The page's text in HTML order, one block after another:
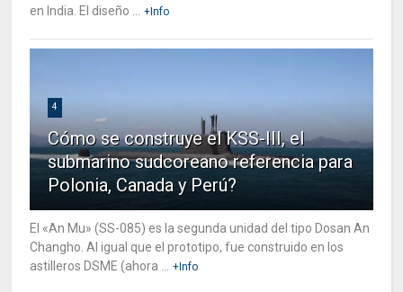
en India. El diseño ...
+Info
4
Cómo se construye el KSS-III, el
submarino sudcoreano referencia para
Polonia, Canada y Perú?
El «An Mu» (SS-085) es la segunda unidad del tipo Dosan An
Changho. Al igual que el prototipo, fue construido en los
astilleros DSME (ahora ...
+Info